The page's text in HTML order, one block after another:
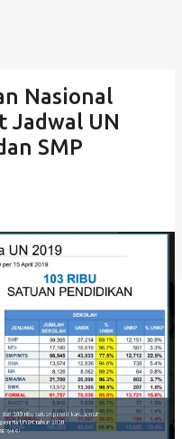
Nasional
Jadwal UN
SMP